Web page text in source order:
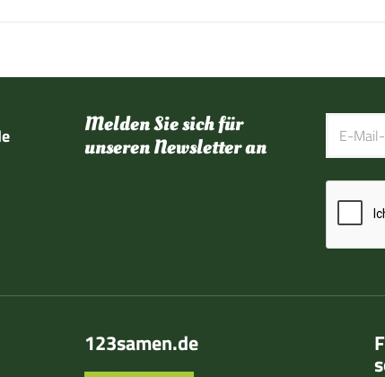
Melden Sie sich für
unseren Newsletter an
123samen.de